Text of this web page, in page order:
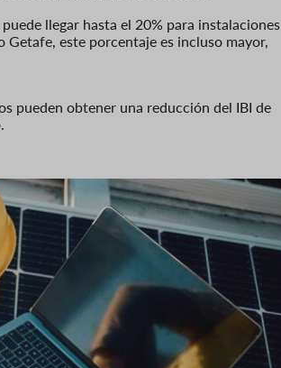
llegar hasta el 20% para instalaciones
este porcentaje es incluso mayor,
pueden obtener una reducción del IBI de